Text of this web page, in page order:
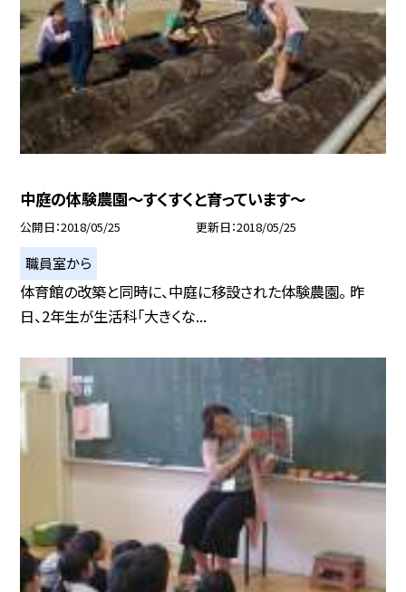
中庭の体験農園〜すくすくと育っています〜
公開日 2018/05/25 更新日 2018/05/25
職員室から
体育館の改築と同時に、中庭に移設された体験農園。 昨
日、2年生が生活科「大きくな...